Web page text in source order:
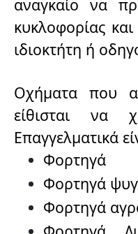
αναγκαίο να
κυκλοφορίας
ιδιοκτήτη ή
Οχήματα που
είθισται να
Επαγγελματικά
Φορτηγά
Φορτηγά
Φορτηγά